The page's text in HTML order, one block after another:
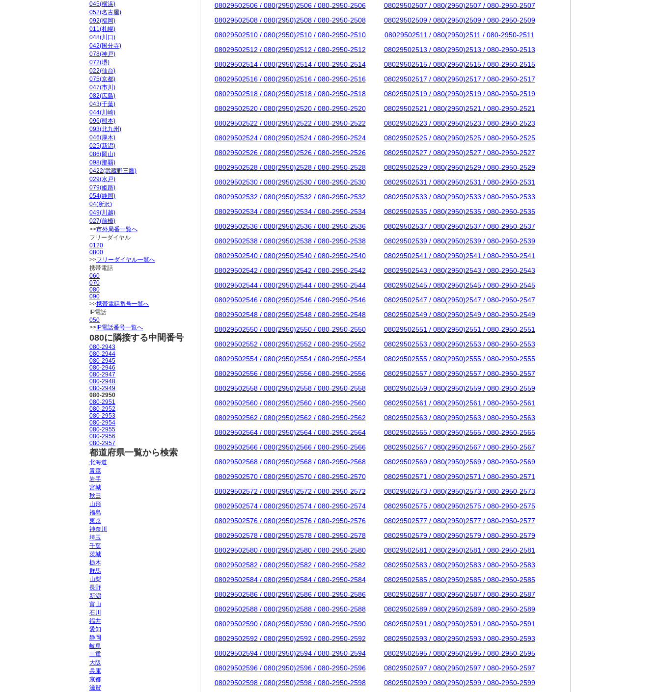
08029502506 / 080(2950)2506 / 080-2950-2506
08029502507 / 080(2950)2507 / 080-2950-2507
08029502508 / 080(2950)2508 / 080-2950-2508
08029502509 / 080(2950)2509 / 080-2950-2509
08029502510 / 080(2950)2510 / 080-2950-2510
08029502511 / 080(2950)2511 / 080-2950-2511
08029502512 / 080(2950)2512 / 080-2950-2512
08029502513 / 080(2950)2513 / 080-2950-2513
08029502514 / 080(2950)2514 / 080-2950-2514
08029502515 / 080(2950)2515 / 080-2950-2515
08029502516 / 080(2950)2516 / 080-2950-2516
08029502517 / 080(2950)2517 / 080-2950-2517
08029502518 / 080(2950)2518 / 080-2950-2518
08029502519 / 080(2950)2519 / 080-2950-2519
08029502520 / 080(2950)2520 / 080-2950-2520
08029502521 / 080(2950)2521 / 080-2950-2521
08029502522 / 080(2950)2522 / 080-2950-2522
08029502523 / 080(2950)2523 / 080-2950-2523
08029502524 / 080(2950)2524 / 080-2950-2524
08029502525 / 080(2950)2525 / 080-2950-2525
08029502526 / 080(2950)2526 / 080-2950-2526
08029502527 / 080(2950)2527 / 080-2950-2527
08029502528 / 080(2950)2528 / 080-2950-2528
08029502529 / 080(2950)2529 / 080-2950-2529
08029502530 / 080(2950)2530 / 080-2950-2530
08029502531 / 080(2950)2531 / 080-2950-2531
08029502532 / 080(2950)2532 / 080-2950-2532
08029502533 / 080(2950)2533 / 080-2950-2533
08029502534 / 080(2950)2534 / 080-2950-2534
08029502535 / 080(2950)2535 / 080-2950-2535
08029502536 / 080(2950)2536 / 080-2950-2536
08029502537 / 080(2950)2537 / 080-2950-2537
08029502538 / 080(2950)2538 / 080-2950-2538
08029502539 / 080(2950)2539 / 080-2950-2539
08029502540 / 080(2950)2540 / 080-2950-2540
08029502541 / 080(2950)2541 / 080-2950-2541
08029502542 / 080(2950)2542 / 080-2950-2542
08029502543 / 080(2950)2543 / 080-2950-2543
08029502544 / 080(2950)2544 / 080-2950-2544
08029502545 / 080(2950)2545 / 080-2950-2545
08029502546 / 080(2950)2546 / 080-2950-2546
08029502547 / 080(2950)2547 / 080-2950-2547
08029502548 / 080(2950)2548 / 080-2950-2548
08029502549 / 080(2950)2549 / 080-2950-2549
08029502550 / 080(2950)2550 / 080-2950-2550
08029502551 / 080(2950)2551 / 080-2950-2551
08029502552 / 080(2950)2552 / 080-2950-2552
08029502553 / 080(2950)2553 / 080-2950-2553
08029502554 / 080(2950)2554 / 080-2950-2554
08029502555 / 080(2950)2555 / 080-2950-2555
08029502556 / 080(2950)2556 / 080-2950-2556
08029502557 / 080(2950)2557 / 080-2950-2557
08029502558 / 080(2950)2558 / 080-2950-2558
08029502559 / 080(2950)2559 / 080-2950-2559
08029502560 / 080(2950)2560 / 080-2950-2560
08029502561 / 080(2950)2561 / 080-2950-2561
08029502562 / 080(2950)2562 / 080-2950-2562
08029502563 / 080(2950)2563 / 080-2950-2563
08029502564 / 080(2950)2564 / 080-2950-2564
08029502565 / 080(2950)2565 / 080-2950-2565
08029502566 / 080(2950)2566 / 080-2950-2566
08029502567 / 080(2950)2567 / 080-2950-2567
08029502568 / 080(2950)2568 / 080-2950-2568
08029502569 / 080(2950)2569 / 080-2950-2569
08029502570 / 080(2950)2570 / 080-2950-2570
08029502571 / 080(2950)2571 / 080-2950-2571
08029502572 / 080(2950)2572 / 080-2950-2572
08029502573 / 080(2950)2573 / 080-2950-2573
08029502574 / 080(2950)2574 / 080-2950-2574
08029502575 / 080(2950)2575 / 080-2950-2575
08029502576 / 080(2950)2576 / 080-2950-2576
08029502577 / 080(2950)2577 / 080-2950-2577
08029502578 / 080(2950)2578 / 080-2950-2578
08029502579 / 080(2950)2579 / 080-2950-2579
08029502580 / 080(2950)2580 / 080-2950-2580
08029502581 / 080(2950)2581 / 080-2950-2581
08029502582 / 080(2950)2582 / 080-2950-2582
08029502583 / 080(2950)2583 / 080-2950-2583
08029502584 / 080(2950)2584 / 080-2950-2584
08029502585 / 080(2950)2585 / 080-2950-2585
08029502586 / 080(2950)2586 / 080-2950-2586
08029502587 / 080(2950)2587 / 080-2950-2587
08029502588 / 080(2950)2588 / 080-2950-2588
08029502589 / 080(2950)2589 / 080-2950-2589
08029502590 / 080(2950)2590 / 080-2950-2590
08029502591 / 080(2950)2591 / 080-2950-2591
08029502592 / 080(2950)2592 / 080-2950-2592
08029502593 / 080(2950)2593 / 080-2950-2593
08029502594 / 080(2950)2594 / 080-2950-2594
08029502595 / 080(2950)2595 / 080-2950-2595
08029502596 / 080(2950)2596 / 080-2950-2596
08029502597 / 080(2950)2597 / 080-2950-2597
08029502598 / 080(2950)2598 / 080-2950-2598
08029502599 / 080(2950)2599 / 080-2950-2599
045(横浜)
052(名古屋)
092(福岡)
011(札幌)
048(川口)
042(国分寺)
078(神戸)
072(堺)
022(仙台)
075(京都)
047(市川)
082(広島)
043(千葉)
044(川崎)
096(熊本)
093(北九州)
046(厚木)
025(新潟)
086(岡山)
098(那覇)
0422(武蔵野三鷹)
029(水戸)
079(姫路)
054(静岡)
04(所沢)
049(川越)
027(前橋)
>>市外局番一覧へ
フリーダイヤル
0120
0800
>>フリーダイヤル一覧へ
携帯電話
060
070
080
090
>>携帯電話番号一覧へ
IP電話
050
>> IP電話番号一覧へ
080に隣接する中間番号
080-2943
080-2944
080-2945
080-2946
080-2947
080-2948
080-2949
080-2950
080-2951
080-2952
080-2953
080-2954
080-2955
080-2956
080-2957
都道府県一覧から検索
北海道
青森
岩手
宮城
秋田
山形
福島
東京
神奈川
埼玉
千葉
茨城
栃木
群馬
山梨
長野
新潟
富山
石川
福井
愛知
静岡
岐阜
三重
大阪
兵庫
京都
滋賀